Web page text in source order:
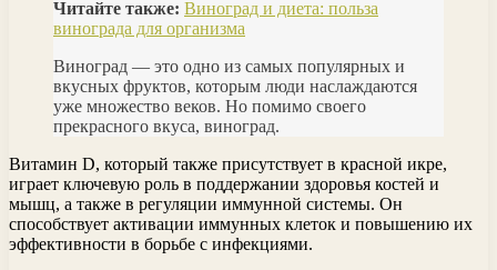
Читайте также: Виноград и диета: польза
винограда для организма
Виноград — это одно из самых популярных и
вкусных фруктов, которым люди наслаждаются
уже множество веков. Но помимо своего
прекрасного вкуса, виноград.
Витамин D, который также присутствует в красной икре,
играет ключевую роль в поддержании здоровья костей и
мышц, а также в регуляции иммунной системы. Он
способствует активации иммунных клеток и повышению их
эффективности в борьбе с инфекциями.